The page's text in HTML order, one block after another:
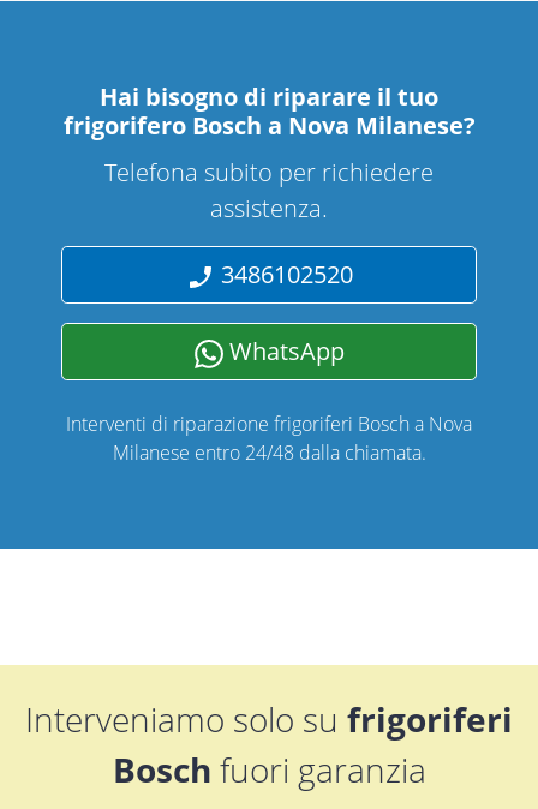
Hai bisogno di riparare il tuo
frigorifero Bosch a Nova Milanese?
Telefona subito per richiedere
assistenza.
3486102520
WhatsApp
Interventi di riparazione frigoriferi Bosch a Nova
Milanese entro 24/48 dalla chiamata.
Interveniamo solo su frigoriferi
Bosch fuori garanzia